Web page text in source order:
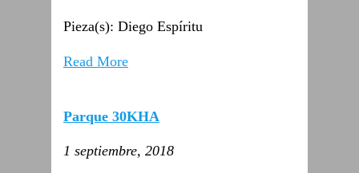
Pieza(s): Diego Espíritu
Read More
Parque 30KHA
1 septiembre, 2018